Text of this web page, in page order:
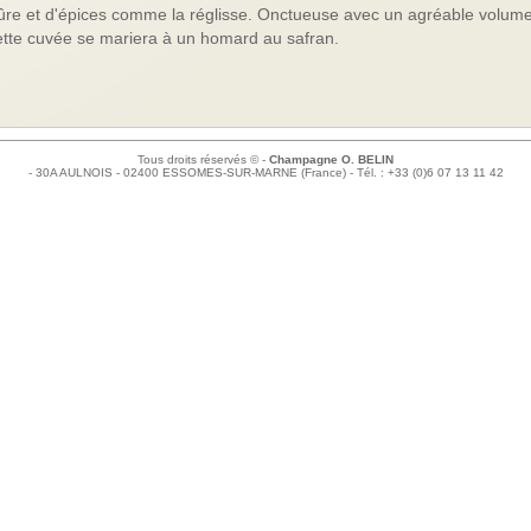
et d'épices comme la réglisse. Onctueuse avec un agréable
cuvée se mariera à un homard au safran.
Tous droits réservés © - Champagne O. BELIN
- 30A AULNOIS - 02400 ESSOMES-SUR-MARNE (France) - Tél. : +33 (0)6 07 13 11 42